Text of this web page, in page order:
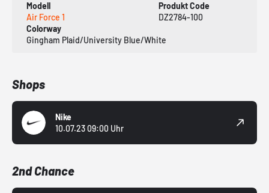
Modell
Air Force 1
Produkt Code
DZ2784-100
Colorway
Gingham Plaid/University Blue/White
Shops
Nike
10.07.23 09:00 Uhr
2nd Chance